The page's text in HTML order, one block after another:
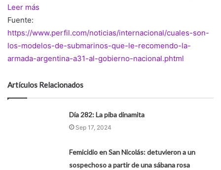
Leer más
Fuente:
https://www.perfil.com/noticias/internacional/cuales-son-
los-modelos-de-submarinos-que-le-recomendo-la-
armada-argentina-a31-al-gobierno-nacional.phtml
Artículos Relacionados
Día 282: La piba dinamita
Sep 17, 2024
Femicidio en San Nicolás: detuvieron a un
sospechoso a partir de una sábana rosa